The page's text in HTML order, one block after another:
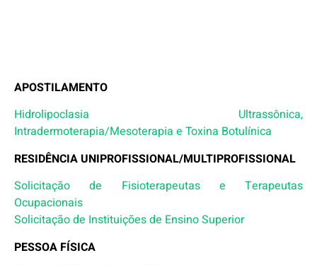
APOSTILAMENTO
Hidrolipoclasia Ultrassônica,
Intradermoterapia/Mesoterapia e Toxina Botulínica
RESIDÊNCIA UNIPROFISSIONAL/MULTIPROFISSIONAL
Solicitação de Fisioterapeutas e Terapeutas
Ocupacionais
Solicitação de Instituições de Ensino Superior
PESSOA FÍSICA